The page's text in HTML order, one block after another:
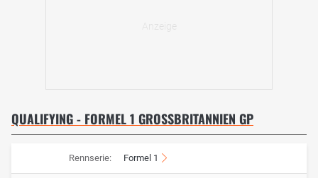
QUALIFYING - FORMEL 1 GROSSBRITANNIEN GP
Rennserie: Formel 1